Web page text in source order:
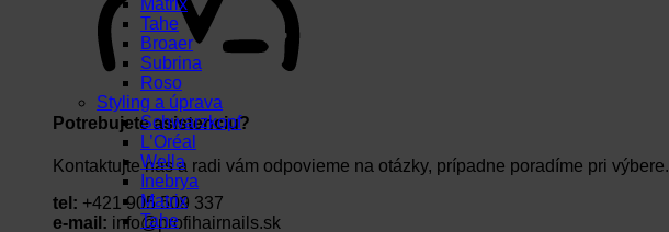
Potrebujete asistenciu?
Kontaktujte nás a radi vám odpovieme na otázky, prípadne poradíme pri výbere.
tel: +421 905 509 337
e-mail: info@profihairnails.sk
Matrix
Tahe
Broaer
Subrina
Roso
Styling a úprava
Schwarzkopf
L’Oréal
Wella
Inebrya
Matrix
Tahe